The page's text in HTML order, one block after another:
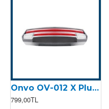
Onvo OV-012 X Plus (2023) Arka Stop
799,00TL